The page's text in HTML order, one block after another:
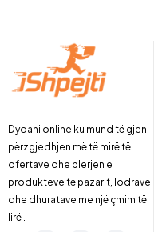
Dyqani online ku mund të gjeni
përzgjedhjen më të mirë të
ofertave dhe blerjen e
produkteve të pazarit, lodrave
dhe dhuratave me një çmim të
lirë .